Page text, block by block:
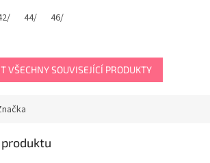
44/ 46/
VŠECHNY SOUVISEJÍCÍ PRODUKTY